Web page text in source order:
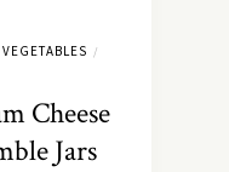
VEGETABLES /
Cheese
Jars